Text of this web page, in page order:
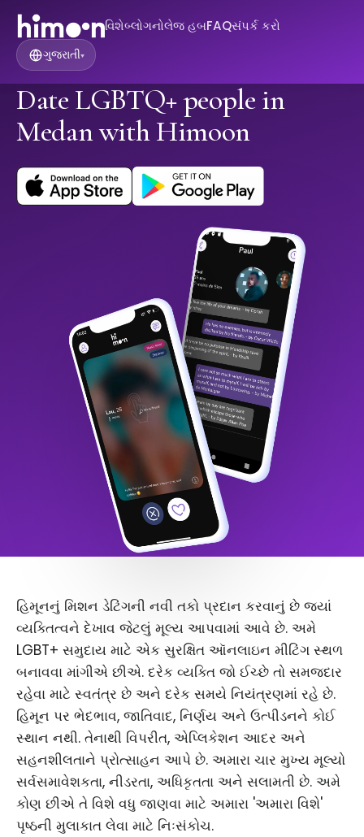
વિશેબ્લોગનોલેજ હબFAQસંપર્ક કરો
ગુજરાતી▾
Date LGBTQ+ people in
Medan with Himoon
હિમૂનનું મિશન ડેટિંગની નવી તકો પ્રદાન કરવાનું છે જ્યાં
વ્યક્તિત્વને દેખાવ જેટલું મૂલ્ય આપવામાં આવે છે. અમે
LGBT+ સમુદાય માટે એક સુરક્ષિત ઑનલાઇન મીટિંગ સ્થળ
બનાવવા માંગીએ છીએ. દરેક વ્યક્તિ જો ઈચ્છે તો સમજદાર
રહેવા માટે સ્વતંત્ર છે અને દરેક સમયે નિયંત્રણમાં રહે છે.
હિમૂન પર ભેદભાવ, જાતિવાદ, નિર્ણય અને ઉત્પીડનને કોઈ
સ્થાન નથી. તેનાથી વિપરીત, એપ્લિકેશન આદર અને
સહનશીલતાને પ્રોત્સાહન આપે છે. અમારા ચાર મુખ્ય મૂલ્યો
સર્વસમાવેશકતા, નીડરતા, અધિકૃતતા અને સલામતી છે. અમે
કોણ છીએ તે વિશે વધુ જાણવા માટે અમારા 'અમારા વિશે'
પૃષ્ઠની મુલાકાત લેવા માટે નિઃસંકોચ.